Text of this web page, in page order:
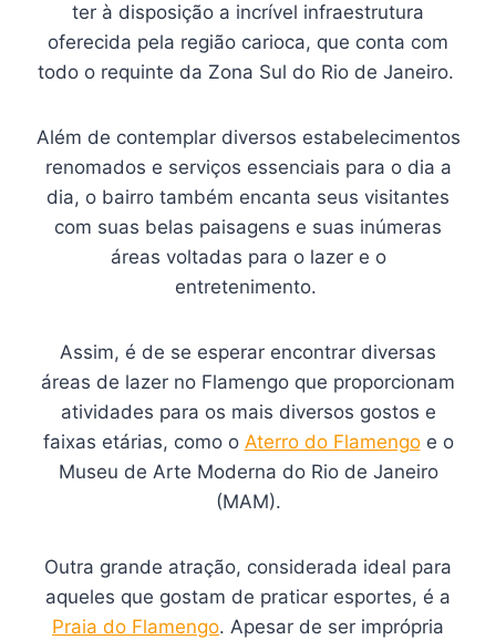
ter à disposição a incrível infraestrutura
oferecida pela região carioca, que conta com
todo o requinte da Zona Sul do Rio de Janeiro.
Além de contemplar diversos estabelecimentos
renomados e serviços essenciais para o dia a
dia, o bairro também encanta seus visitantes
com suas belas paisagens e suas inúmeras
áreas voltadas para o lazer e o
entretenimento.
Assim, é de se esperar encontrar diversas
áreas de lazer no Flamengo que proporcionam
atividades para os mais diversos gostos e
faixas etárias, como o Aterro do Flamengoe o
Museu de Arte Moderna do Rio de Janeiro
(MAM).
Outra grande atração, considerada ideal para
aqueles que gostam de praticar esportes, é a
Praia do Flamengo. Apesar de ser imprópria